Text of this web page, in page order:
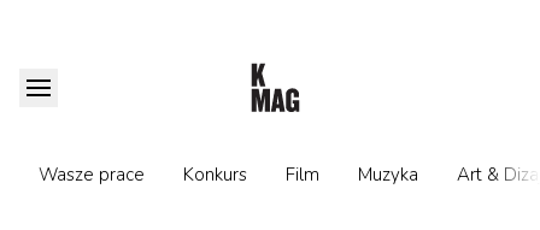
Wasze prace Konkurs Film Muzyka Art &